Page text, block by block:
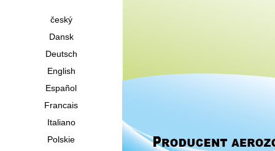
český
Dansk
Deutsch
English
Español
Francais
Italiano
Polskie